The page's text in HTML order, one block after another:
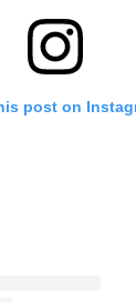
post on